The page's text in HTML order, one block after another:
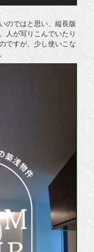
のではと思い、縦長版
人が写りこんでいたり
ですが、少し使いこな